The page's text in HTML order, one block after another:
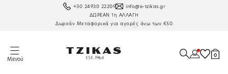
μετάβαση στο περιεχόμενο
+30 24930 22209 info@e-tzikas.gr
Δωρεάν Μεταφορικά για αγορές άνω των €50
ΔΩΡΕΑΝ 1η ΑΛΛΑΓΗ
Μενού
0
0